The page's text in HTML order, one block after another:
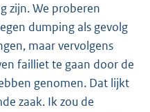
zijn. We proberen
dumping als gevolg
maar vervolgens
failliet te gaan door de
genomen. Dat lijkt
zaak. Ik zou de